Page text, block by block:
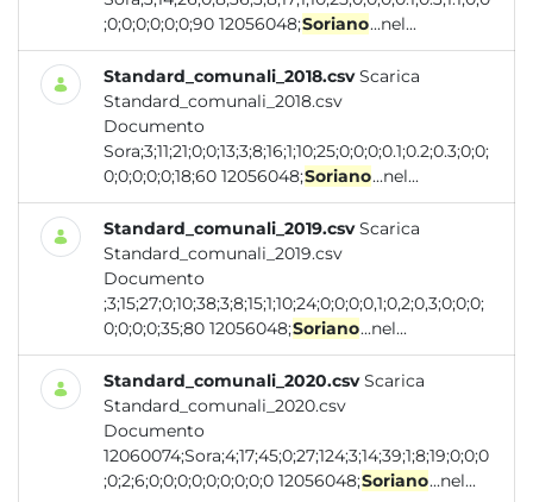
;0;0;0;0;0;0;90 12056048;Soriano...nel...
Standard_comunali_2018.csv Scarica
Standard_comunali_2018.csv
Documento
Sora;3;11;21;0;0;13;3;8;16;1;10;25;0;0;0;0.1;0.2;0.3;0;0;
0;0;0;0;0;18;60 12056048;Soriano...nel...
Standard_comunali_2019.csv Scarica
Standard_comunali_2019.csv
Documento
;3;15;27;0;10;38;3;8;15;1;10;24;0;0;0;0,1;0,2;0,3;0;0;0;
0;0;0;0;35;80 12056048;Soriano...nel...
Standard_comunali_2020.csv Scarica
Standard_comunali_2020.csv
Documento
12060074;Sora;4;17;45;0;27;124;3;14;39;1;8;19;0;0;0
;0;2;6;0;0;0;0;0;0;0;0;0 12056048;Soriano...nel...